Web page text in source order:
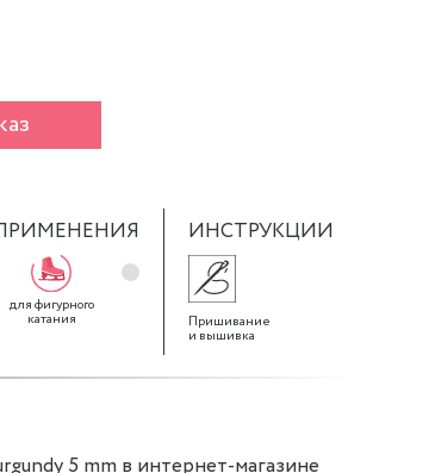
для фигурного
катания
для браслетов
ИНСТРУКЦИИ
Пришивание
и вышивка
5 mm в интернет-магазине